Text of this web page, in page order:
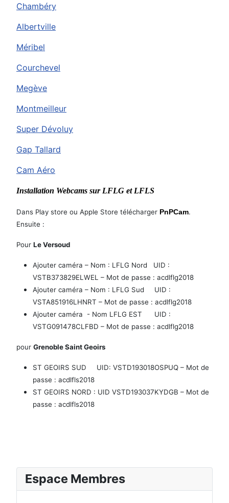
Espace Membres
Chambéry
Albertville
Méribel
Courchevel
Megève
Montmeilleur
Super Dévoluy
Gap Tallard
Cam Aéro
Installation Webcams sur LFLG et LFLS
Dans Play store ou Apple Store télécharger PnPCam.
Ensuite :
Pour Le Versoud
Ajouter caméra – Nom : LFLG Nord UID :
VSTB373829ELWEL – Mot de passe : acdlflg2018
Ajouter caméra – Nom : LFLG Sud UID :
VSTA851916LHNRT – Mot de passe : acdlflg2018
Ajouter caméra - Nom LFLG EST UID :
VSTG091478CLFBD – Mot de passe : acdlflg2018
pour Grenoble Saint Geoirs
ST GEOIRS SUD UID: VSTD193018OSPUQ – Mot de
passe : acdlfls2018
ST GEOIRS NORD : UID VSTD193037KYDGB – Mot de
passe : acdlfls2018